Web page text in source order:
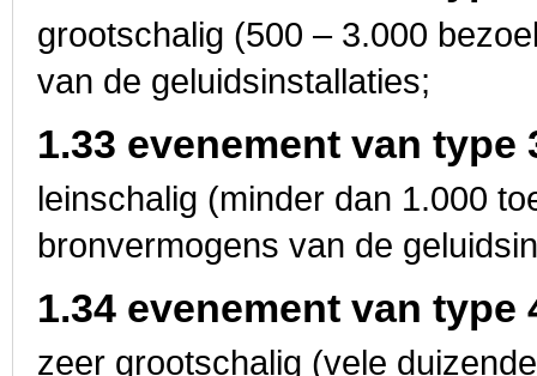
grootschalig (500 – 3.000
van de geluidsinstallaties;
1.33 evenement van type
leinschalig (minder dan 1.000
bronvermogens van de
1.34 evenement van type
zeer grootschalig (vele